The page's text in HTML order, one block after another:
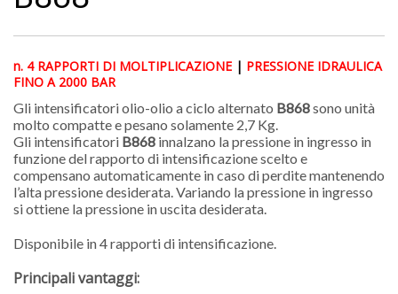
n. 4 RAPPORTI DI MOLTIPLICAZIONE | PRESSIONE IDRAULICA
FINO A 2000 BAR
Gli intensificatori olio-olio a ciclo alternato B868sono unità
molto compatte e pesano solamente 2,7 Kg.
Gli intensificatori B868 innalzano la pressione in ingresso in
funzione del rapporto di intensificazione scelto e
compensano automaticamente in caso di perdite mantenendo
l’alta pressione desiderata. Variando la pressione in ingresso
si ottiene la pressione in uscita desiderata.
Disponibile in 4 rapporti di intensificazione.
Principali vantaggi: